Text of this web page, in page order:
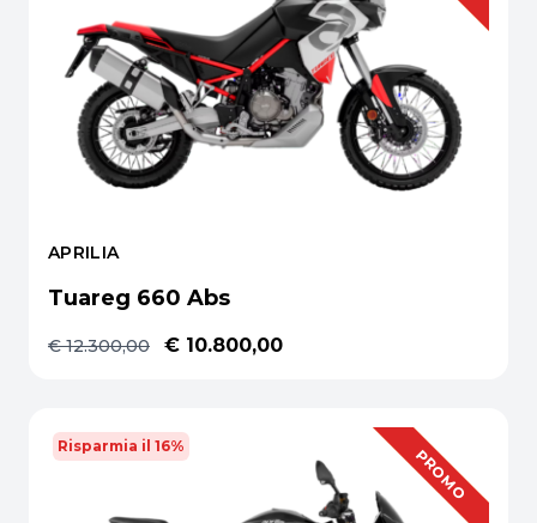
APRILIA
Tuareg 660 Abs
€ 12.300,00 € 10.800,00
OFFERTA
PROMO
Risparmia il 16%